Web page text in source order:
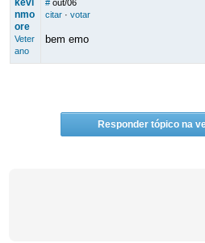
kevi
nmo
ore
Veter
ano
# out/06
citar· votar
bem emo
Responder tópico na